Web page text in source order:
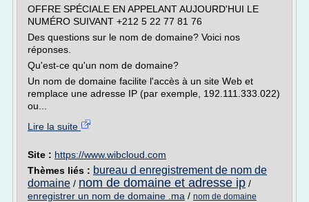
OFFRE SPÉCIALE EN APPELANT AUJOURD'HUI LE
NUMÉRO SUIVANT +212 5 22 77 81 76
Des questions sur le nom de domaine? Voici nos
réponses.
Qu'est-ce qu'un nom de domaine?
Un nom de domaine facilite l'accès à un site Web et
remplace une adresse IP (par exemple, 192.111.333.022)
ou...
Lire la suite
Site : https://www.wibcloud.com
Thèmes liés : bureau d enregistrement de nom de
domaine / nom de domaine et adresse ip /
enregistrer un nom de domaine .ma / nom de domaine